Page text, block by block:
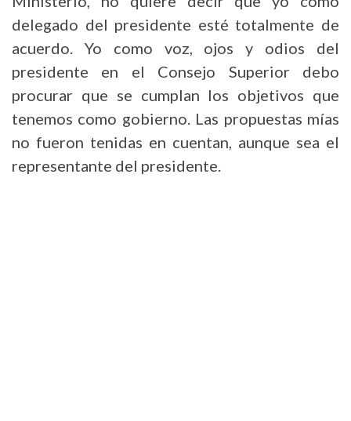
delegado del presidente esté totalmente de
acuerdo. Yo como voz, ojos y odios del
presidente en el Consejo Superior debo
procurar que se cumplan los objetivos que
tenemos como gobierno. Las propuestas mías
no fueron tenidas en cuentan, aunque sea el
representante del presidente.